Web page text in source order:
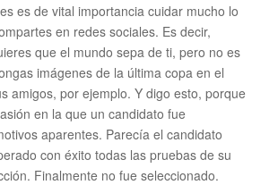
es de vital importancia cuidar mucho lo
en redes sociales. Es decir,
que el mundo sepa de ti, pero no es
imágenes de la última copa en el
amigos, por ejemplo. Y digo esto, porque
en la que un candidato fue
aparentes. Parecía el candidato
con éxito todas las pruebas de su
Finalmente no fue seleccionado.